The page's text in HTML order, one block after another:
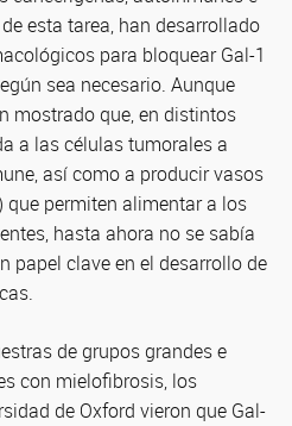
esta tarea, han desarrollado
para bloquear Gal-1
sea necesario. Aunque
mostrado que, en distintos
a las células tumorales a
así como a producir vasos
permiten alimentar a los
hasta ahora no se sabía
papel clave en el desarrollo de
de grupos grandes e
con mielofibrosis, los
de Oxford vieron que Gal-